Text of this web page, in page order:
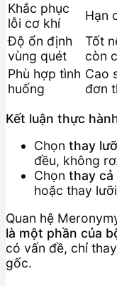
Khắc phục
lỗi cơ khí
Hạn
Độ ổn định
vùng quét
Tốt
còn
Phù hợp tình
huống
Cao
đơn
Kết luận thực
Chọn thay
đều, không
Chọn thay cả
hoặc thay
Quan hệ
là một phần của
có vấn đề, chỉ
gốc.